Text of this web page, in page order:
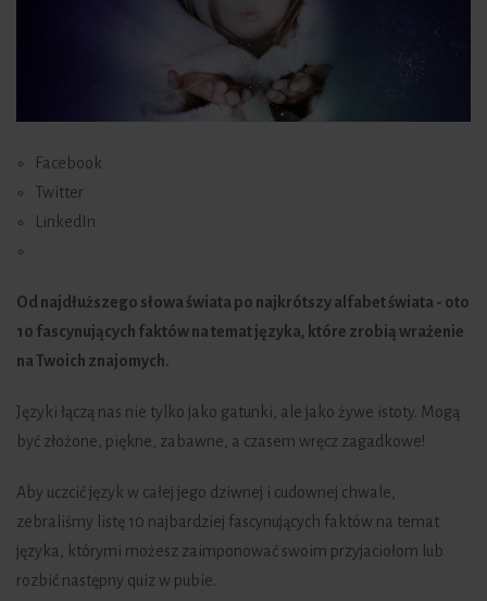
Facebook
Twitter
LinkedIn
Od najdłuższego słowa świata po najkrótszy alfabet świata - oto
10 fascynujących faktów na temat języka, które zrobią wrażenie
na Twoich znajomych.
Języki łączą nas nie tylko jako gatunki, ale jako żywe istoty. Mogą
być złożone, piękne, zabawne, a czasem wręcz zagadkowe!
Aby uczcić język w całej jego dziwnej i cudownej chwale,
zebraliśmy listę 10 najbardziej fascynujących faktów na temat
języka, którymi możesz zaimponować swoim przyjaciołom lub
rozbić następny quiz w pubie.